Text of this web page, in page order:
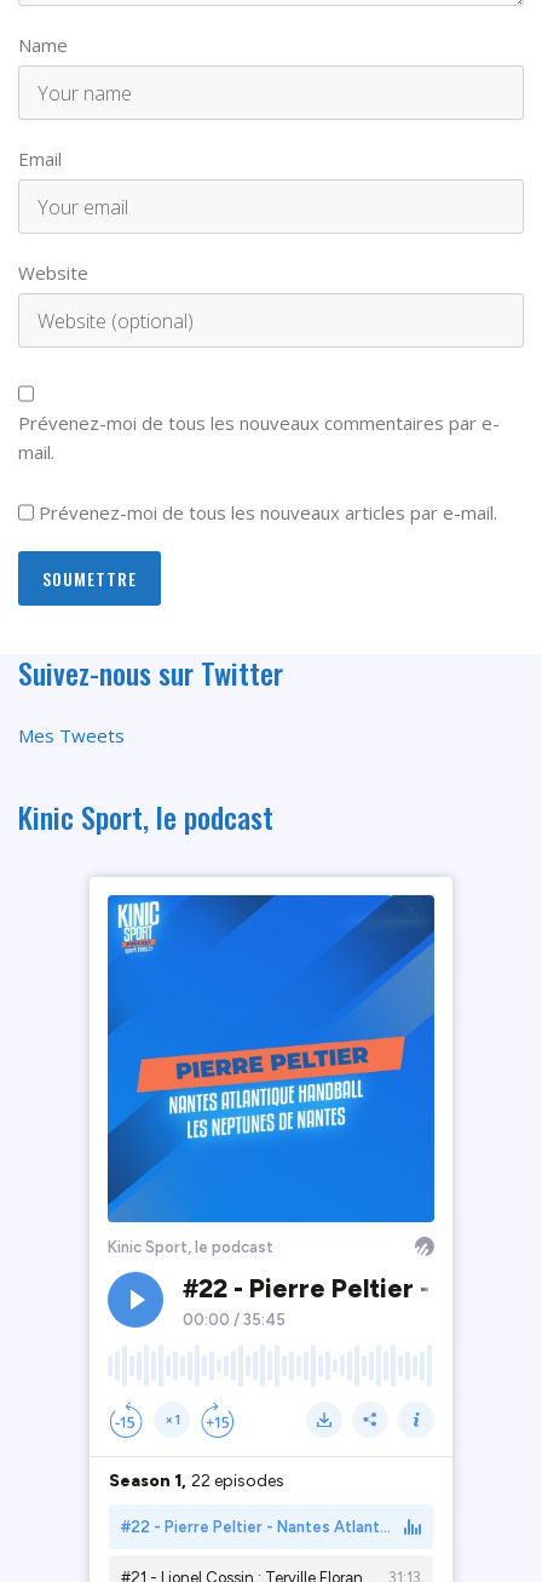
Name
Email
Website
Prévenez-moi de tous les nouveaux commentaires par e-
mail.
Prévenez-moi de tous les nouveaux articles par e-mail.
Suivez-nous sur Twitter
Mes Tweets
Kinic Sport, le podcast